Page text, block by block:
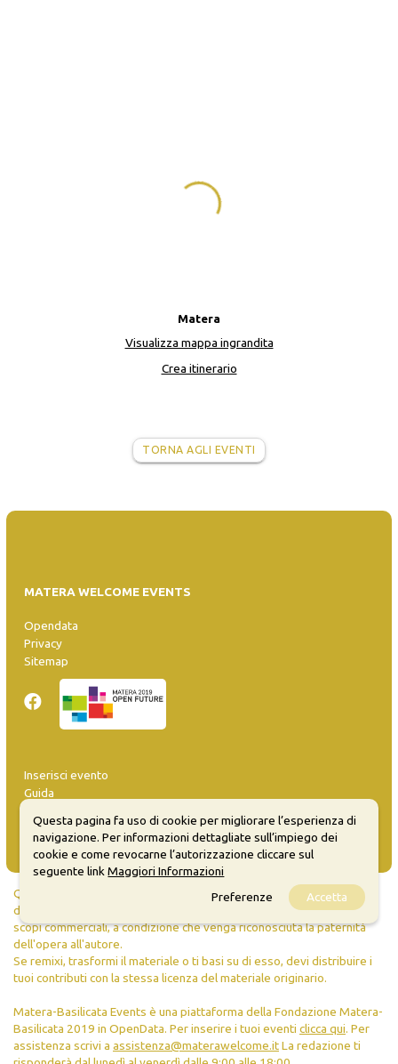
Matera
Visualizza mappa ingrandita
Crea itinerario
TORNA AGLI EVENTI
MATERA WELCOME EVENTS
Opendata
Privacy
Sitemap
Inserisci evento
Guida
info@materaevents.it
Quanto realizzato è sottoposto a licenza CC-BY-SA che permette di
distribuire, modificare, creare opere derivate dall'originale, anche a
scopi commerciali, a condizione che venga riconosciuta la paternità
dell'opera all'autore.
Se remixi, trasformi il materiale o ti basi su di esso, devi distribuire i
tuoi contributi con la stessa licenza del materiale originario.
Matera-Basilicata Events è una piattaforma della Fondazione Matera-
Basilicata 2019 in OpenData. Per inserire i tuoi eventi clicca qui. Per
assistenza scrivi a assistenza@materawelcome.itLa redazione ti
Questa pagina fa uso di cookie per migliorare l’esperienza di
navigazione. Per informazioni dettagliate sull’impiego dei
cookie e come revocarne l’autorizzazione cliccare sul
seguente linkMaggiori Informazioni
Preferenze
Accetta